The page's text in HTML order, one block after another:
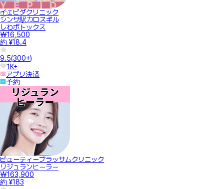
イェピダクリニック
シンサ駅カロスギル
しわボトックス
₩16,500
約 ¥18.4
9.5(300+)
1K+
アプリ決済
予約
ビューティーブラッサムクリニック
リジュランヒーラー
₩163,900
約 ¥183